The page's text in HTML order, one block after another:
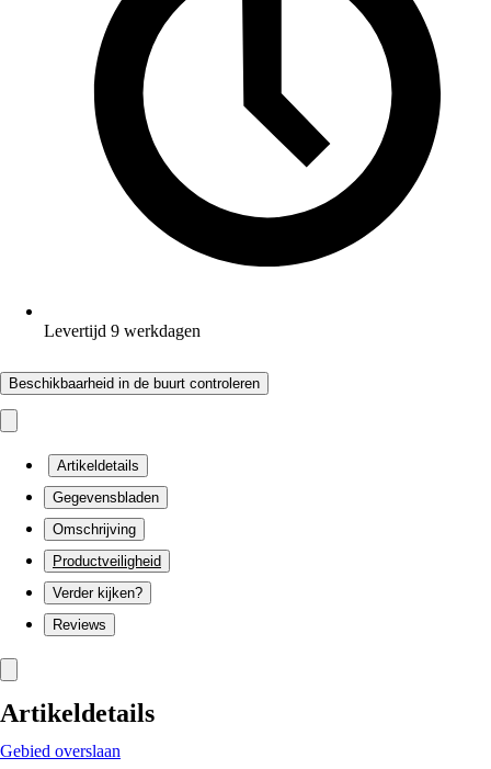
Levertijd 9 werkdagen
Beschikbaarheid in de buurt controleren
Artikeldetails
Gegevensbladen
Omschrijving
Productveiligheid
Verder kijken?
Reviews
Artikeldetails
Gebied overslaan